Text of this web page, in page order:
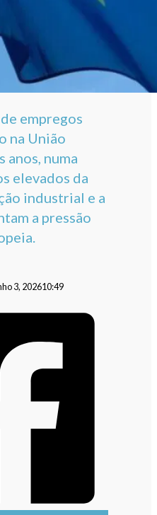
empregos
na União
anos, numa
elevados da
industrial e a
a pressão
3, 202610:49